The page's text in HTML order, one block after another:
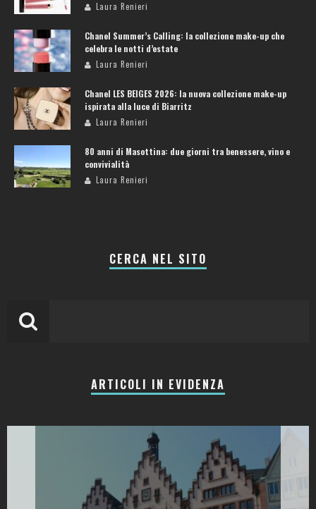
Laura Renieri
Chanel Summer’s Calling: la collezione make-up che
celebra le notti d’estate
Laura Renieri
Chanel LES BEIGES 2026: la nuova collezione make-up
ispirata alla luce di Biarritz
Laura Renieri
80 anni di Masottina: due giorni tra benessere, vino e
convivialità
Laura Renieri
CERCA NEL SITO
ARTICOLI IN EVIDENZA